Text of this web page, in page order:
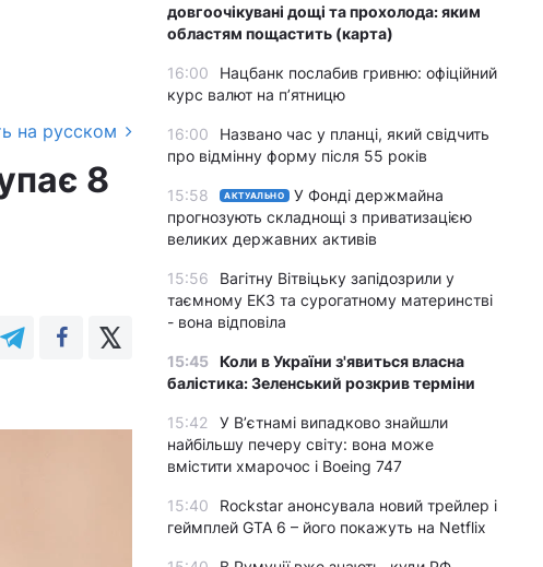
на русском
8
довгоочікувані дощі та прохолода: яким
областям пощастить (карта)
16:00
Нацбанк послабив гривню: офіційний
курс валют на п’ятницю
16:00
Названо час у планці, який свідчить
про відмінну форму після 55 років
15:58 АКТУАЛЬНО
У Фонді держмайна
прогнозують складнощі з приватизацією
великих державних активів
15:56
Вагітну Вітвіцьку запідозрили у
таємному ЕКЗ та сурогатному материнстві
- вона відповіла
15:45 Коли в України з'явиться власна
балістика: Зеленський розкрив терміни
15:42
У Вʼєтнамі випадково знайшли
найбільшу печеру світу: вона може
вмістити хмарочос і Boeing 747
15:40
Rockstar анонсувала новий трейлер і
геймплей GTA 6 – його покажуть на Netflix